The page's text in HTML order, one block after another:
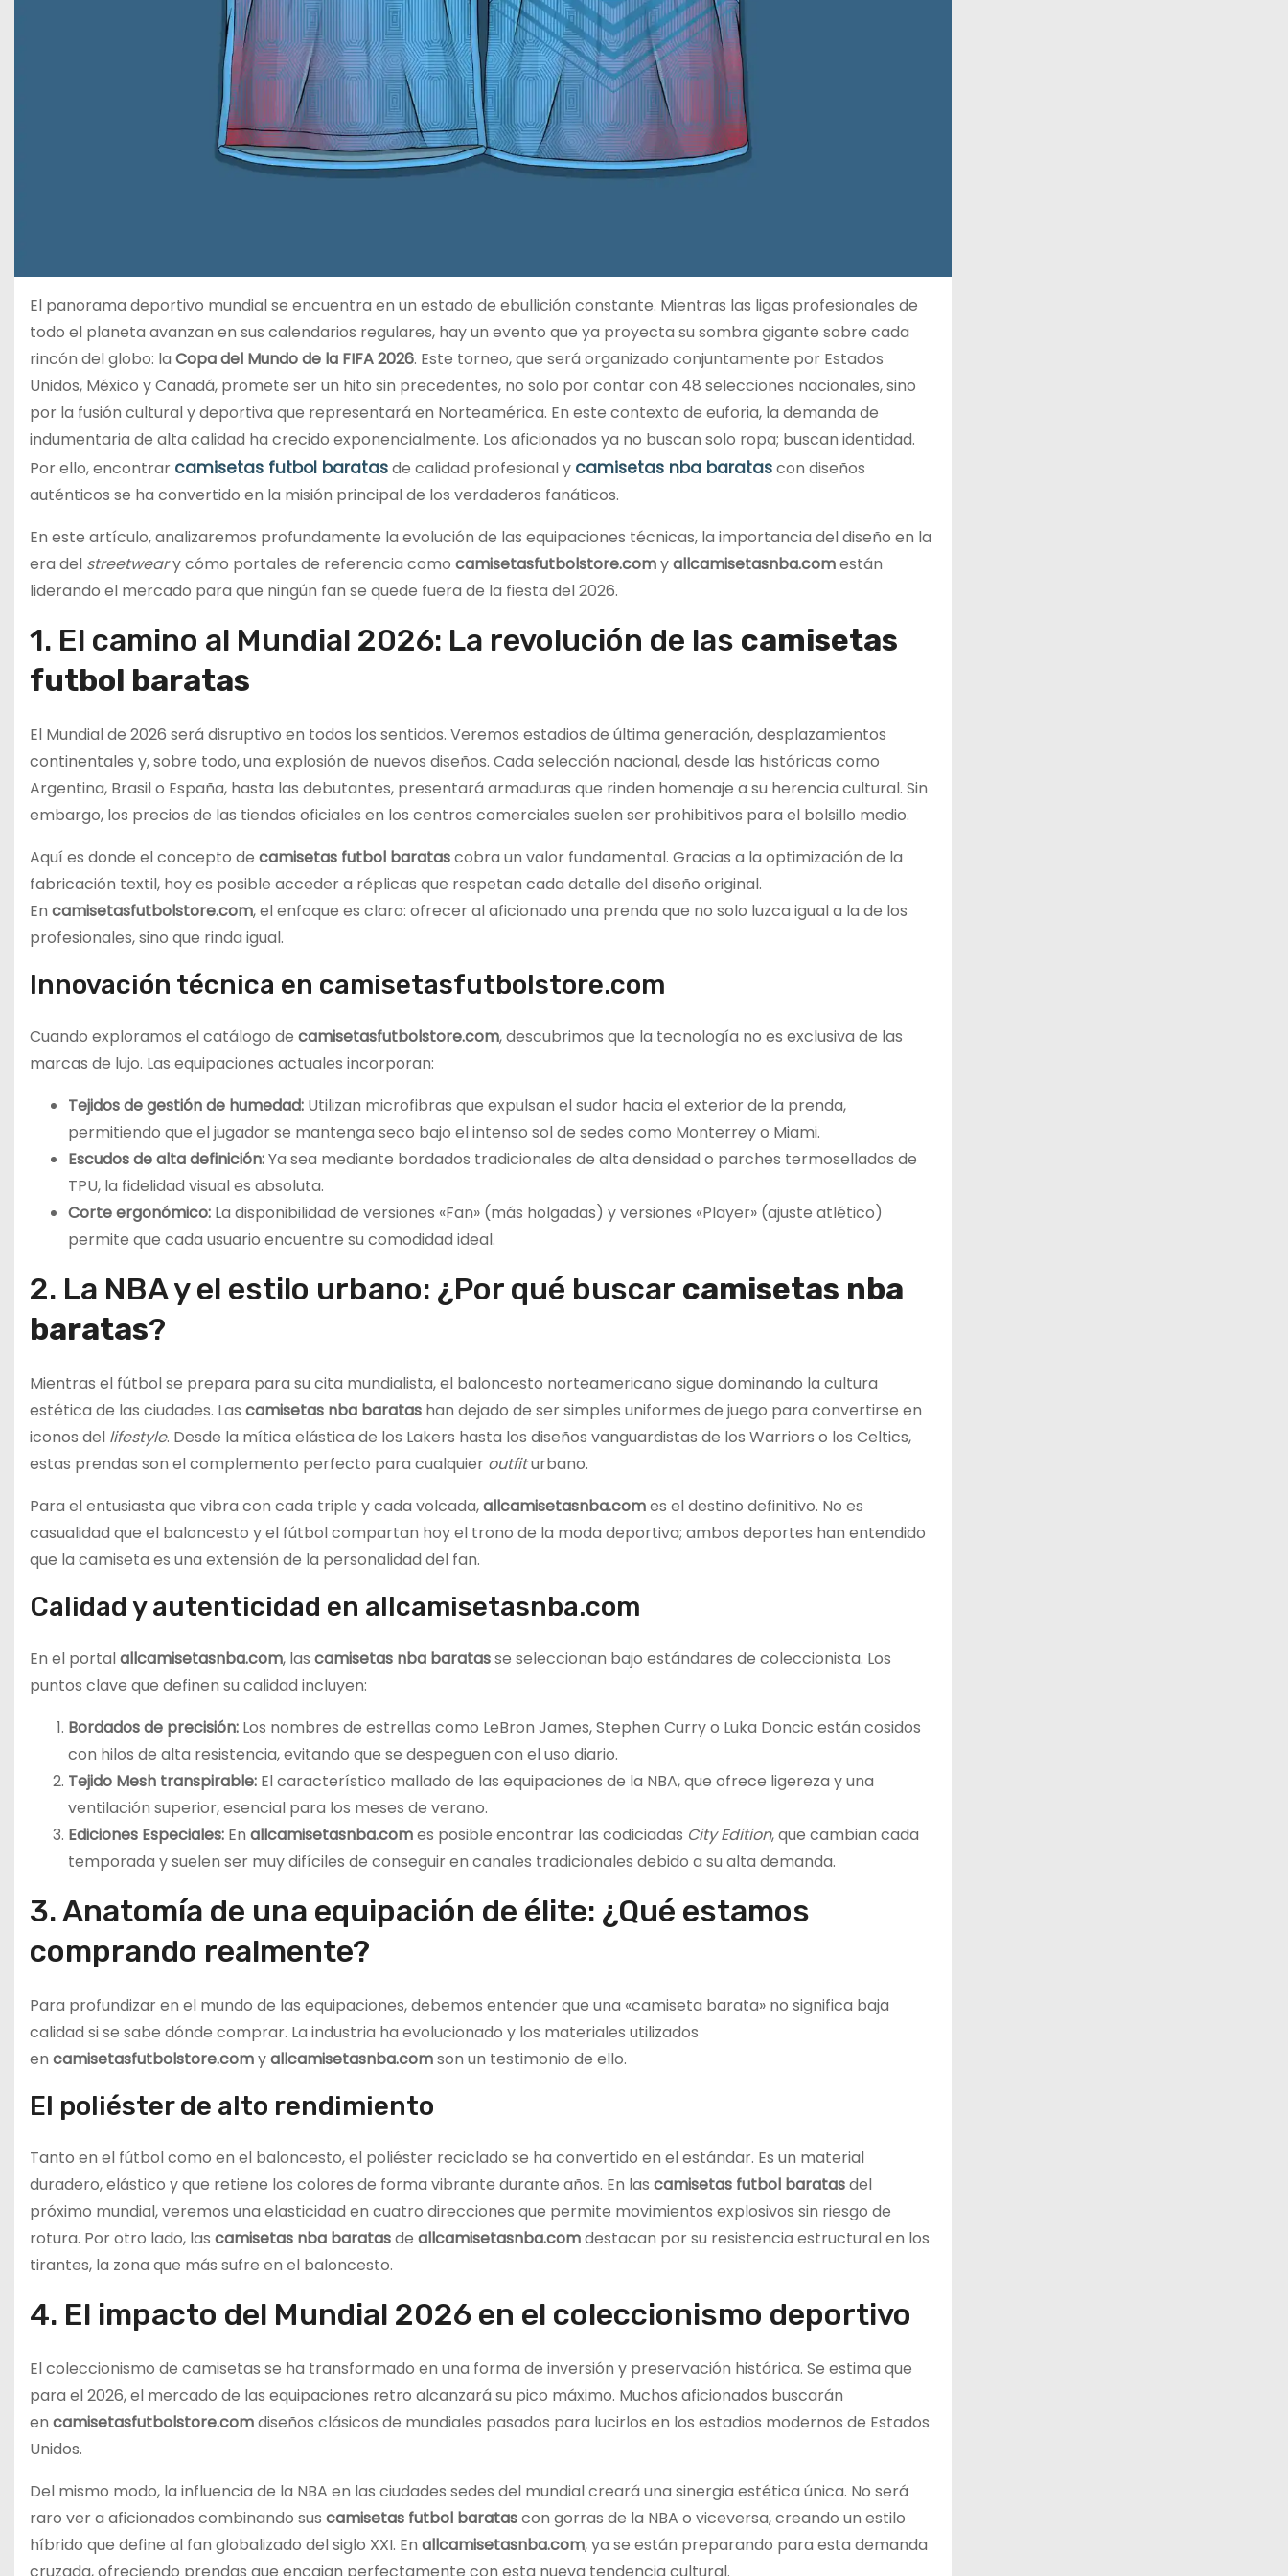
El panorama deportivo mundial se encuentra en un estado de ebullición constante. Mientras las ligas profesionales de
todo el planeta avanzan en sus calendarios regulares, hay un evento que ya proyecta su sombra gigante sobre cada
rincón del globo: la Copa del Mundo de la FIFA 2026. Este torneo, que será organizado conjuntamente por Estados
Unidos, México y Canadá, promete ser un hito sin precedentes, no solo por contar con 48 selecciones nacionales, sino
por la fusión cultural y deportiva que representará en Norteamérica. En este contexto de euforia, la demanda de
indumentaria de alta calidad ha crecido exponencialmente. Los aficionados ya no buscan solo ropa; buscan identidad.
Por ello, encontrar camisetas futbol baratasde calidad profesional y camisetas nba baratascon diseños
auténticos se ha convertido en la misión principal de los verdaderos fanáticos.
En este artículo, analizaremos profundamente la evolución de las equipaciones técnicas, la importancia del diseño en la
era del streetweary cómo portales de referencia como camisetasfutbolstore.comyallcamisetasnba.comestán
liderando el mercado para que ningún fan se quede fuera de la fiesta del 2026.
1. El camino al Mundial 2026: La revolución de las camisetas
futbol baratas
El Mundial de 2026 será disruptivo en todos los sentidos. Veremos estadios de última generación, desplazamientos
continentales y, sobre todo, una explosión de nuevos diseños. Cada selección nacional, desde las históricas como
Argentina, Brasil o España, hasta las debutantes, presentará armaduras que rinden homenaje a su herencia cultural. Sin
embargo, los precios de las tiendas oficiales en los centros comerciales suelen ser prohibitivos para el bolsillo medio.
Aquí es donde el concepto de camisetas futbol baratascobra un valor fundamental. Gracias a la optimización de la
fabricación textil, hoy es posible acceder a réplicas que respetan cada detalle del diseño original.
En camisetasfutbolstore.com, el enfoque es claro: ofrecer al aficionado una prenda que no solo luzca igual a la de los
profesionales, sino que rinda igual.
Innovación técnica en camisetasfutbolstore.com
Cuando exploramos el catálogo de camisetasfutbolstore.com, descubrimos que la tecnología no es exclusiva de las
marcas de lujo. Las equipaciones actuales incorporan:
Tejidos de gestión de humedad: Utilizan microfibras que expulsan el sudor hacia el exterior de la prenda,
permitiendo que el jugador se mantenga seco bajo el intenso sol de sedes como Monterrey o Miami.
Escudos de alta definición:Ya sea mediante bordados tradicionales de alta densidad o parches termosellados de
TPU, la fidelidad visual es absoluta.
Corte ergonómico: La disponibilidad de versiones «Fan» (más holgadas) y versiones «Player» (ajuste atlético)
permite que cada usuario encuentre su comodidad ideal.
2. La NBA y el estilo urbano: ¿Por qué buscar camisetas nba
baratas?
Mientras el fútbol se prepara para su cita mundialista, el baloncesto norteamericano sigue dominando la cultura
estética de las ciudades. Las camisetas nba baratas han dejado de ser simples uniformes de juego para convertirse en
iconos del lifestyle. Desde la mítica elástica de los Lakers hasta los diseños vanguardistas de los Warriors o los Celtics,
estas prendas son el complemento perfecto para cualquier outfiturbano.
Para el entusiasta que vibra con cada triple y cada volcada,allcamisetasnba.comes el destino definitivo. No es
casualidad que el baloncesto y el fútbol compartan hoy el trono de la moda deportiva; ambos deportes han entendido
que la camiseta es una extensión de la personalidad del fan.
Calidad y autenticidad en allcamisetasnba.com
En el portalallcamisetasnba.com, las camisetas nba baratasse seleccionan bajo estándares de coleccionista. Los
puntos clave que definen su calidad incluyen:
Bordados de precisión: Los nombres de estrellas como LeBron James, Stephen Curry o Luka Doncic están cosidos
con hilos de alta resistencia, evitando que se despeguen con el uso diario.
Tejido Mesh transpirable: El característico mallado de las equipaciones de la NBA, que ofrece ligereza y una
ventilación superior, esencial para los meses de verano.
Ediciones Especiales: En allcamisetasnba.comes posible encontrar las codiciadas City Edition, que cambian cada
temporada y suelen ser muy difíciles de conseguir en canales tradicionales debido a su alta demanda.
3. Anatomía de una equipación de élite: ¿Qué estamos
comprando realmente?
Para profundizar en el mundo de las equipaciones, debemos entender que una «camiseta barata» no significa baja
calidad si se sabe dónde comprar. La industria ha evolucionado y los materiales utilizados
en camisetasfutbolstore.comyallcamisetasnba.comson un testimonio de ello.
El poliéster de alto rendimiento
Tanto en el fútbol como en el baloncesto, el poliéster reciclado se ha convertido en el estándar. Es un material
duradero, elástico y que retiene los colores de forma vibrante durante años. En las camisetas futbol baratasdel
próximo mundial, veremos una elasticidad en cuatro direcciones que permite movimientos explosivos sin riesgo de
rotura. Por otro lado, las camisetas nba baratasde allcamisetasnba.comdestacan por su resistencia estructural en los
tirantes, la zona que más sufre en el baloncesto.
4. El impacto del Mundial 2026 en el coleccionismo deportivo
El coleccionismo de camisetas se ha transformado en una forma de inversión y preservación histórica. Se estima que
para el 2026, el mercado de las equipaciones retro alcanzará su pico máximo. Muchos aficionados buscarán
en camisetasfutbolstore.comdiseños clásicos de mundiales pasados para lucirlos en los estadios modernos de Estados
Unidos.
Del mismo modo, la influencia de la NBA en las ciudades sedes del mundial creará una sinergia estética única. No será
raro ver a aficionados combinando sus camisetas futbol baratascon gorras de la NBA o viceversa, creando un estilo
híbrido que define al fan globalizado del siglo XXI. En allcamisetasnba.com, ya se están preparando para esta demanda
cruzada, ofreciendo prendas que encajan perfectamente con esta nueva tendencia cultural.